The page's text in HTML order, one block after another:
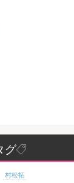
グ
村松拓